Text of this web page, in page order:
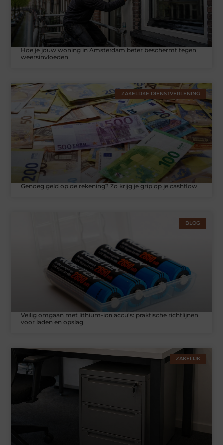
Hoe je jouw woning in Amsterdam beter beschermt tegen
weersinvloeden
ZAKELIJKE DIENSTVERLENING
Genoeg geld op de rekening? Zo krijg je grip op je cashflow
BLOG
Veilig omgaan met lithium-ion accu's: praktische richtlijnen
voor laden en opslag
ZAKELIJK